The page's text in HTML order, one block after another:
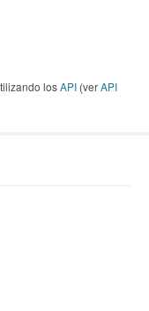
losAPI (verAPI